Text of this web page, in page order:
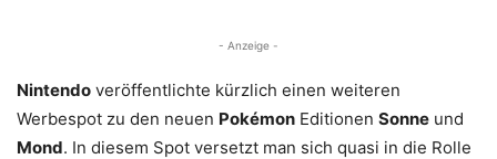
- Anzeige -
Nintendo veröffentlichte kürzlich einen weiteren
Werbespot zu den neuen Pokémon Editionen Sonne und
Mond. In diesem Spot versetzt man sich quasi in die Rolle